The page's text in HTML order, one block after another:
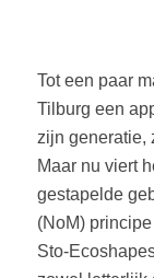
Tot een paar
Tilburg een
zijn generatie,
Maar nu viert
gestapelde
(NoM)
Sto-